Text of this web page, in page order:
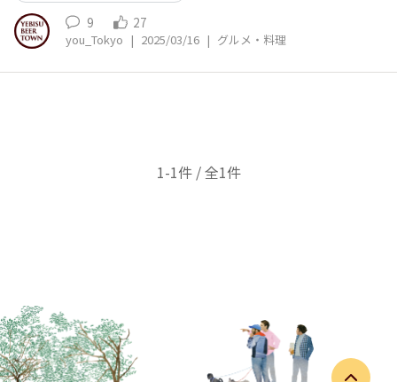
9 27
you_Tokyo | 2025/03/16 | グルメ・料理
1-1件 / 全1件